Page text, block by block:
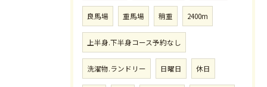
良馬場 重馬場 稍重 2400m
上半身.下半身コース予約なし
洗濯物.ランドリー 日曜日 休日